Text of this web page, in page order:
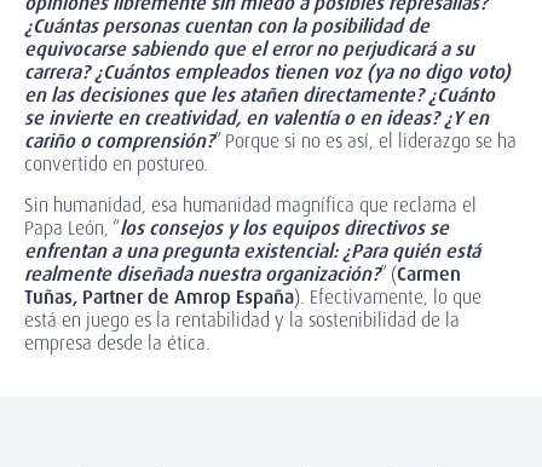
¿Cuántas personas cuentan con la posibilidad de
equivocarse sabiendo que el error no perjudicará a su
carrera? ¿Cuántos empleados tienen voz (ya no digo voto)
en las decisiones que les atañen directamente? ¿Cuánto
se invierte en creatividad, en valentía o en ideas? ¿Y en
cariño o comprensión?” Porque si no es así, el liderazgo se ha
convertido en postureo.
Sin humanidad, esa humanidad magnífica que reclama el
Papa León, “los consejos y los equipos directivos se
enfrentan a una pregunta existencial: ¿Para quién está
realmente diseñada nuestra organización?” (Carmen
Tuñas, Partner de Amrop España). Efectivamente, lo que
está en juego es la rentabilidad y la sostenibilidad de la
empresa desde la ética.